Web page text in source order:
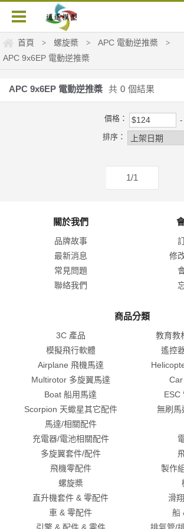
首頁 > 螺旋槳 > APC 電動逆推槳 >
APC 9x6EP 電動逆推槳
APC 9x6EP 電動逆推槳 共 0 個結果
價格：
排序：
1/1
關於我們
品牌故事
最新消息
常見問題
聯絡我們
修
商品分類
3C 產品
教育教
模擬飛行軟體
遙控
Airplane 飛機馬達
Multirotor 多旋翼馬達
Boat 船用馬達
ESC
Scorpion 天蠍星其它配件
無刷馬
馬達/相關配件
充電器/電池相關配件
多旋翼套件/配件
飛機零配件
製作
螺旋槳
直升機套件 & 零配件
滑
車 & 零配件
船
引擎 & 配件 & 零件
排氣管/